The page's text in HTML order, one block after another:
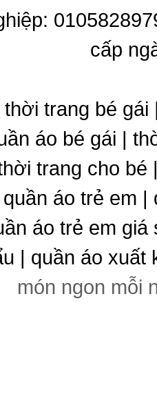
cấp
thời trang bé gái
áo bé gái |
trang cho
áo trẻ em
áo trẻ em
| quần áo xuất
món ngon mỗi